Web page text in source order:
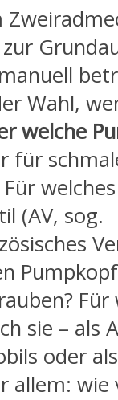
Wahl,
welche
für
(AV, sog.
Für
sie – als
oder
allem: wie